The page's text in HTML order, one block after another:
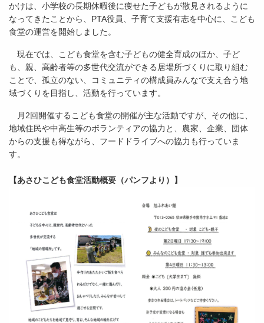
かけは、小学校の長期休暇後に痩せた子どもが散見されるように
なってきたことから、PTA役員、子育て支援有志を中心に、こども
食堂の運営を開始しました。
現在では、こども食堂を含む子どもの健全育成のほか、子ど
も、親、高齢者等の多世代交流ができる居場所づくりに取り組む
ことで、孤立のない、コミュニティの構成員みんなで支え合う地
域づくりを目指し、活動を行っています。
月2回開催するこども食堂の開催が主な活動ですが、その他に、
地域住民や中高生等のボランティアの協力と、農家、企業、団体
からの支援も得ながら、フードドライブへの協力も行っていま
す。
【あさひこども食堂活動概要（パンフより）】